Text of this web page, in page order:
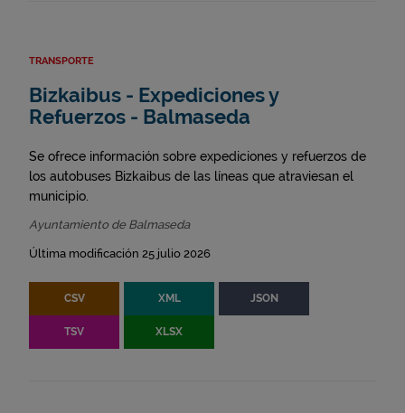
TRANSPORTE
Bizkaibus - Expediciones y
Refuerzos - Balmaseda
Se ofrece información sobre expediciones y refuerzos de
los autobuses Bizkaibus de las líneas que atraviesan el
municipio.
Ayuntamiento de Balmaseda
Última modificación 25 julio 2026
CSV XML JSON
TSV XLSX